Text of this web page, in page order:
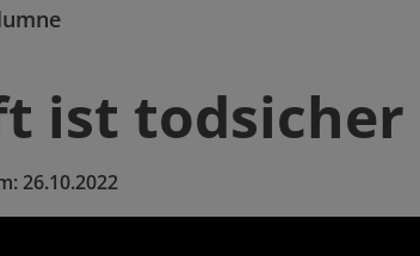
ist todsicher
26.10.2022